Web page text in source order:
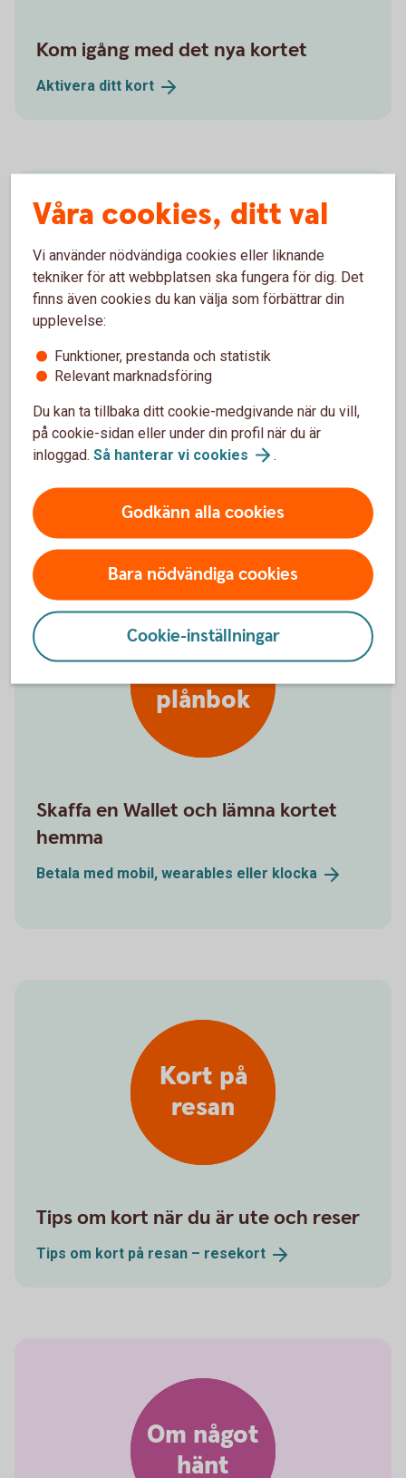
Kom igång med det nya kortet
Aktivera ditt kort
Handla på
nätet
Börja shoppa på nätet med kortet
Handla på nätet medkort
Click toPay
Digital
plånbok
Skaffa en Wallet och lämna kortet
hemma
Betala med mobil, wearables eller klocka
Kort på
resan
Tips om kort när du är ute och reser
Tips om kort på resan – resekort
Om något
hänt
Våra cookies, ditt val
Vi använder nödvändiga cookies eller liknande
tekniker för att webbplatsen ska fungera för dig. Det
finns även cookies du kan välja som förbättrar din
upplevelse:
Funktioner, prestanda och statistik
Relevant marknadsföring
Du kan ta tillbaka ditt cookie-medgivande när du vill,
på cookie-sidan eller under din profil när du är
inloggad. Så hanterar vi cookies .
Godkänn alla cookies
Bara nödvändiga cookies
Cookie-inställningar